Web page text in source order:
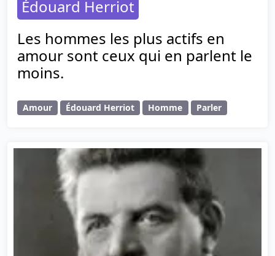
Édouard Herriot
Les hommes les plus actifs en
amour sont ceux qui en parlent le
moins.
Amour Édouard Herriot Homme Parler